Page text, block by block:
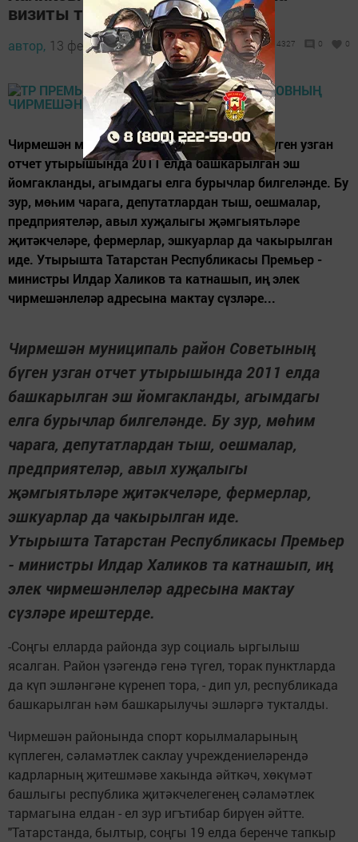
визиты турында
автор, 13 февраль 2012 - 13:07 4327 0 0
Чирмешән муниципаль район Советының бүген узган
отчет утырышында 2011 елда башкарылган эш
йомгакланды, агымдагы елга бурычлар билгеләнде. Бу
зур, мөһим чарага, депутатлардан тыш, оешмалар,
предприятеләр, авыл хуҗалыгы җәмгыятьләре
җитәкчеләре, фермерлар, эшкуарлар да чакырылган
иде. Утырышта Татарстан Республикасы Премьер -
министры Илдар Халиков та катнашып, иң элек
чирмешәнлеләр адресына мактау сүзләре...
Чирмешән муниципаль район Советының
бүген узган отчет утырышында 2011 елда
башкарылган эш йомгакланды, агымдагы
елга бурычлар билгеләнде. Бу зур, мөһим
чарага, депутатлардан тыш, оешмалар,
предприятеләр, авыл хуҗалыгы
җәмгыятьләре җитәкчеләре, фермерлар,
эшкуарлар да чакырылган иде.
Утырышта Татарстан Республикасы Премьер
- министры Илдар Халиков та катнашып, иң
элек чирмешәнлеләр адресына мактау
сүзләре ирештерде.
-Соңгы елларда районда зур социаль ыргылыш
ясалган. Район үзәгендә генә түгел, торак пунктларда
да күп эшләнгәне күренеп тора, - дип ул, республикада
башкарылган һәм башкарылучы эшләргә тукталды.
Чирмешән районында спорт корылмаларының
күплеген, сәламәтлек саклау учреждениеләрендә
кадрларның җитешмәве хакында әйткәч, хөкүмәт
башлыгы республика җитәкчелегенең сәламәтлек
тармагына елдан - ел зур игътибар бирүен әйтте.
"Татарстанда, былтыр, соңгы 19 елда беренче тапкыр